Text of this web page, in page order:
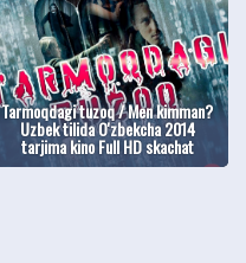
Tarmoqdagi tuzoq / Men kimman?
Uzbek tilida O'zbekcha 2014
tarjima kino Full HD skachat